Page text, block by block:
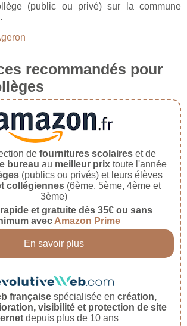
(public ou privé) sur la commune
recommandés pour
de fournitures scolaireset de
bureau au meilleur prixtoute l'année
(publics ou privés) et leurs élèves
collégiennes(6ème, 5ème, 4ème et
3ème)
et gratuite dès 35€ ou sans
avec Amazon Prime
En savoir plus
françaisespécialisée en création,
visibilité et protection de site
depuis plus de 10 ans